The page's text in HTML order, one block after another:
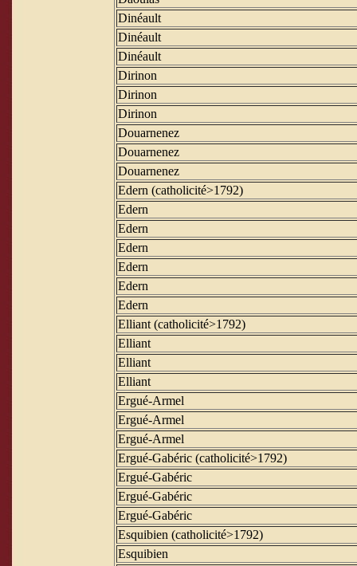
Dinéault
Dinéault
Dinéault
Dirinon
Dirinon
Dirinon
Douarnenez
Douarnenez
Douarnenez
Edern (catholicité>1792)
Edern
Edern
Edern
Edern
Edern
Edern
Elliant (catholicité>1792)
Elliant
Elliant
Elliant
Ergué-Armel
Ergué-Armel
Ergué-Armel
Ergué-Gabéric (catholicité>1792)
Ergué-Gabéric
Ergué-Gabéric
Ergué-Gabéric
Esquibien (catholicité>1792)
Esquibien